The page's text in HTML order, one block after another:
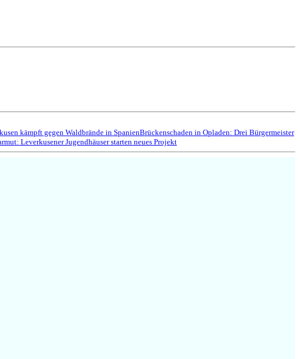
kämpft gegen Waldbrände in SpanienBrückenschaden in Opladen: Drei Bürgermeister
Leverkusener Jugendhäuser starten neues Projekt